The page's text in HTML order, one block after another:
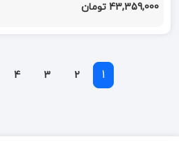
43,359,000 تومان
1
2
3
4